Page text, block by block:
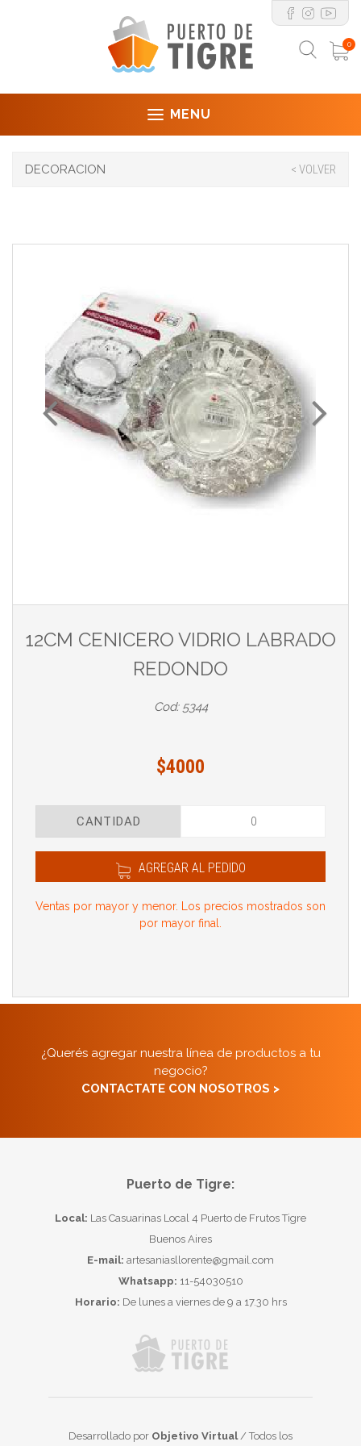
0
MENU
DECORACION < VOLVER
12CM CENICERO VIDRIO LABRADO
REDONDO
Cod: 5344
$4000
CANTIDAD
AGREGAR AL PEDIDO
Ventas por mayor y menor. Los precios mostrados son
por mayor final.
¿Querés agregar nuestra línea de productos a tu
negocio?
CONTACTATE CON NOSOTROS >
Puerto de Tigre:
Local: Las Casuarinas Local 4 Puerto de Frutos Tigre
Buenos Aires
E-mail: artesaniasllorente@gmail.com
Whatsapp: 11-54030510
Horario: De lunes a viernes de 9 a 17.30 hrs
Desarrollado por Objetivo Virtual/ Todos los